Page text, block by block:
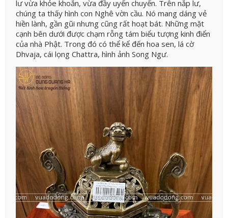
lư vừa khỏe khoắn, vừa đầy uyển chuyển. Trên nắp lư,
chúng ta thấy hình con Nghê vờn cầu. Nó mang dáng vẻ
hiền lành, gần gũi nhưng cũng rất hoạt bát. Những mặt
cạnh bên dưới được chạm rỗng tám biểu tượng kinh điển
của nhà Phật. Trong đó có thể kể đến hoa sen, lá cờ
Dhvaja, cái lọng Chattra, hình ảnh Song Ngư.